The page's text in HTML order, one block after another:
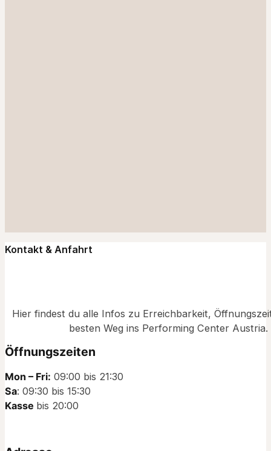
Kontakt & Anfahrt
Hier findest du alle Infos zu Erreichbarkeit,
besten Weg ins Performing Center Austria.
Öffnungszeiten
Mon – Fri: 09:00 bis 21:30
Sa: 09:30 bis 15:30
Kasse bis 20:00